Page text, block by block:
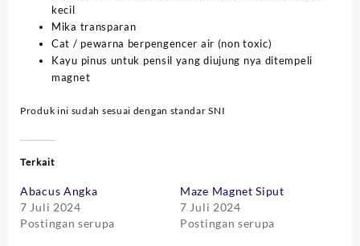
kecil
Mika transparan
Cat / pewarna berpengencer air (non toxic)
Kayu pinus untuk pensil yang diujung nya ditempeli
magnet
Produk ini sudah sesuai dengan standar SNI
Terkait
Abacus Angka
7 Juli 2024
Postingan serupa
Maze Magnet Siput
7 Juli 2024
Postingan serupa